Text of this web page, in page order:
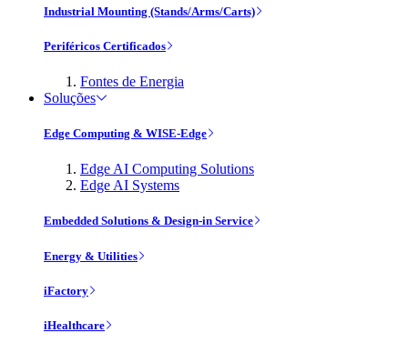
Industrial Mounting (Stands/Arms/Carts)
Periféricos Certificados
Fontes de Energia
Soluções
Edge Computing & WISE-Edge
Edge AI Computing Solutions
Edge AI Systems
Embedded Solutions & Design-in Service
Energy & Utilities
iFactory
iHealthcare